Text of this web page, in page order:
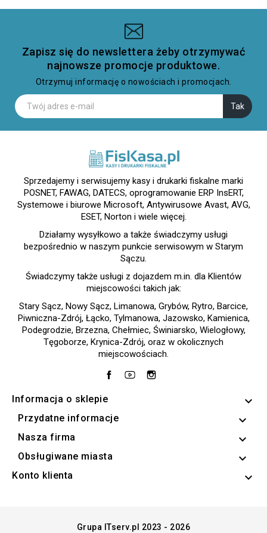
Zapisz się do newslettera żeby otrzymywać
najnowsze promocje produktowe.
Otrzymuj informację o nowościach i promocjach.
Sprzedajemy i serwisujemy kasy i drukarki fiskalne marki
POSNET, FAWAG, DATECS, oprogramowanie ERP InsERT,
Systemowe i biurowe Microsoft, Antywirusowe Avast, AVG,
ESET, Norton i wiele więcej.
Działamy wysyłkowo a także świadczymy usługi
bezpośrednio w naszym punkcie serwisowym w Starym
Sączu.
Świadczymy także usługi z dojazdem m.in. dla Klientów
miejscowości takich jak:
Stary Sącz, Nowy Sącz, Limanowa, Grybów, Rytro, Barcice,
Piwniczna-Zdrój, Łącko, Tylmanowa, Jazowsko, Kamienica,
Podegrodzie, Brzezna, Chełmiec, Świniarsko, Wielogłowy,
Tęgoborze, Krynica-Zdrój, oraz w okolicznych
miejscowościach.
FacebookYouTube
Informacja o sklepie keyboard_arrow_down
Przydatne informacje 
Nasza firma 
Obsługiwane miasta 
Konto klienta 
Grupa ITserv.pl 2023 - 2026